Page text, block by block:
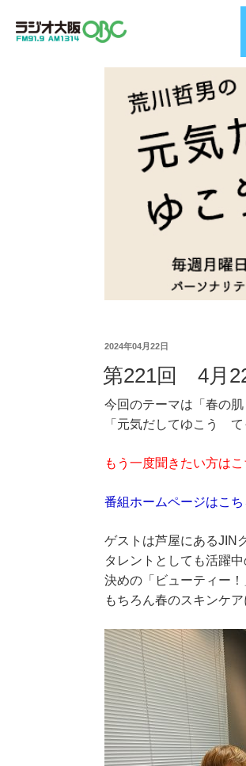
2024年04月22日
第221回 4月
今回のテーマは「春の肌
「元気だしてゆこう て
もう一度聞きたい方はこ
番組ホームページはこち
ゲストは芦屋にあるJIN
タレントとしても活躍
決めの「ビューティー
もちろん春のスキンケ